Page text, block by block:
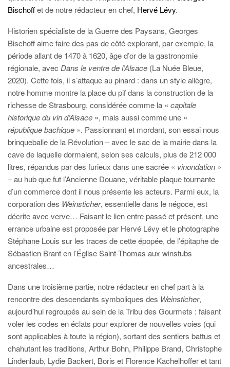
Bischoffet de notre rédacteur en chef, Hervé Lévy.
Historien spécialiste de la Guerre des Paysans, Georges
Bischoff aime faire des pas de côté explorant, par exemple, la
période allant de 1470 à 1620, âge d’or de la gastronomie
régionale, avec Dans le ventre de l’Alsace (La Nuée Bleue,
2020). Cette fois, il s’attaque au pinard : dans un style allègre,
notre homme montre la place du pif dans la construction de la
richesse de Strasbourg, considérée comme la « capitale
historique du vin d’Alsace », mais aussi comme une «
république bachique ». Passionnant et mordant, son essai nous
brinqueballe de la Révolution – avec le sac de la mairie dans la
cave de laquelle dormaient, selon ses calculs, plus de 212 000
litres, répandus par des furieux dans une sacrée « vinondation »
– au hub que fut l’Ancienne Douane, véritable plaque tournante
d’un commerce dont il nous présente les acteurs. Parmi eux, la
corporation des Weinsticher, essentielle dans le négoce, est
décrite avec verve… Faisant le lien entre passé et présent, une
errance urbaine est proposée par Hervé Lévy et le photographe
Stéphane Louis sur les traces de cette épopée, de l’épitaphe de
Sébastien Brant en l’Église Saint-Thomas aux winstubs
ancestrales…
Dans une troisième partie, notre rédacteur en chef part à la
rencontre des descendants symboliques des Weinsticher,
aujourd’hui regroupés au sein de la Tribu des Gourmets : faisant
voler les codes en éclats pour explorer de nouvelles voies (qui
sont applicables à toute la région), sortant des sentiers battus et
chahutant les traditions, Arthur Bohn, Philippe Brand, Christophe
Lindenlaub, Lydie Backert, Boris et Florence Kachelhoffer et tant